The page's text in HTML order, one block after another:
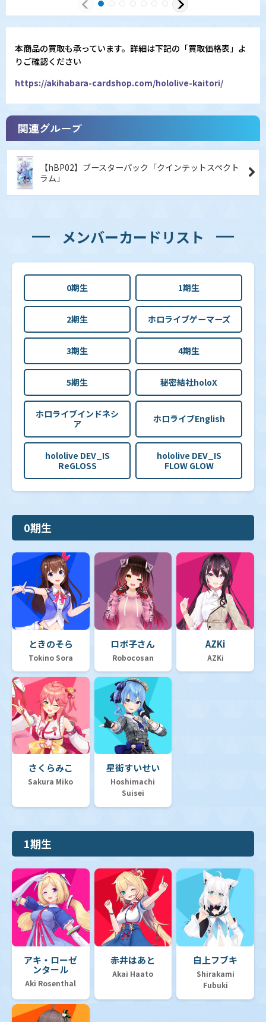
本商品の買取も承っています。詳細は下記の「買取価格表」よ
りご確認ください
https://akihabara-cardshop.com/hololive-kaitori/
関連グループ
【hBP02】ブースターパック「クインテットスペクト
ラム」
メンバーカードリスト
0期生 1期生
2期生 ホロライブゲーマーズ
3期生 4期生
5期生 秘密結社holoX
ホロライブインドネシ
ア
ホロライブEnglish
hololive DEV_IS
ReGLOSS
hololive DEV_IS
FLOW GLOW
0期生
ときのそら
Tokino Sora
ロボ子さん
Robocosan
AZKi
AZKi
さくらみこ
Sakura Miko
星街すいせい
Hoshimachi
Suisei
1期生
アキ・ローゼ
ンタール
Aki Rosenthal
赤井はあと
Akai Haato
白上フブキ
Shirakami
Fubuki